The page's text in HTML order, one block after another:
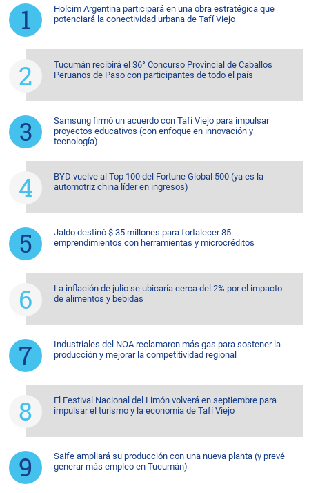
Holcim Argentina participará en una obra estratégica que
potenciará la conectividad urbana de Tafí Viejo
Tucumán recibirá el 36° Concurso Provincial de Caballos
Peruanos de Paso con participantes de todo el país
Samsung firmó un acuerdo con Tafí Viejo para impulsar
proyectos educativos (con enfoque en innovación y
tecnología)
BYD vuelve al Top 100 del Fortune Global 500 (ya es la
automotriz china líder en ingresos)
Jaldo destinó $ 35 millones para fortalecer 85
emprendimientos con herramientas y microcréditos
La inflación de julio se ubicaría cerca del 2% por el impacto
de alimentos y bebidas
Industriales del NOA reclamaron más gas para sostener la
producción y mejorar la competitividad regional
El Festival Nacional del Limón volverá en septiembre para
impulsar el turismo y la economía de Tafí Viejo
Saife ampliará su producción con una nueva planta (y prevé
generar más empleo en Tucumán)